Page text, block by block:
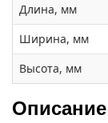
Длина, мм
Ширина, мм
Высота, мм
Описание